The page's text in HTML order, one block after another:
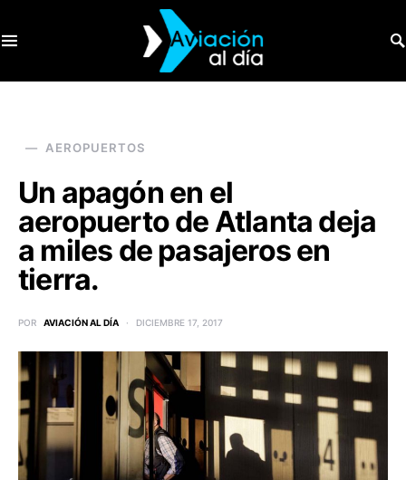
AEROPUERTOS
Un apagón en el
aeropuerto de Atlanta deja
a miles de pasajeros en
tierra.
POR AVIACIÓN AL DÍA DICIEMBRE 17, 2017